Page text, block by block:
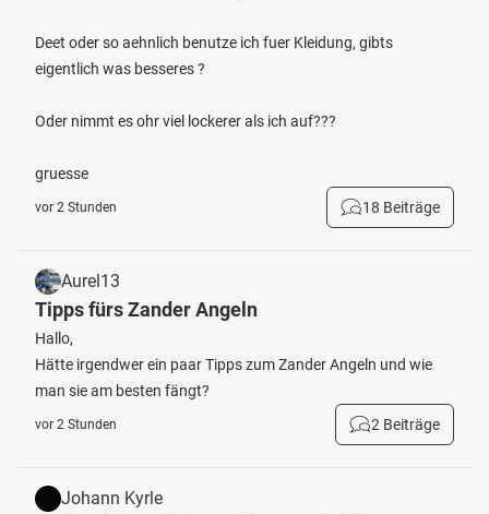
Deet oder so aehnlich benutze ich fuer Kleidung, gibts
eigentlich was besseres ?
Oder nimmt es ohr viel lockerer als ich auf???
gruesse
vor 2 Stunden 18 Beiträge
Aurel13
Tipps fürs Zander Angeln
Hallo,
Hätte irgendwer ein paar Tipps zum Zander Angeln und wie
man sie am besten fängt?
vor 2 Stunden 2 Beiträge
Johann Kyrle